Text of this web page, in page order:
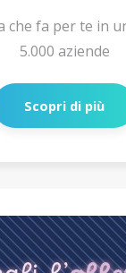
che fa per te in
5.000 aziende
Scopri di più